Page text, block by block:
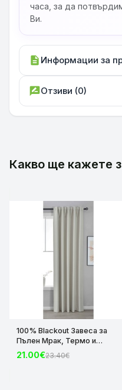
часа, за да
Ви.
description Информации за
rate_reviewОтзиви (0)
Какво ще кажете
100% Blackout Завеса за
Пълен Мрак, Термо и
Шумоизолираща с коланче
цвят Крем, 175х140 и
21.00€23.40€